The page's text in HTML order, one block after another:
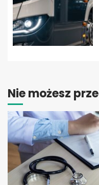
Nie możesz